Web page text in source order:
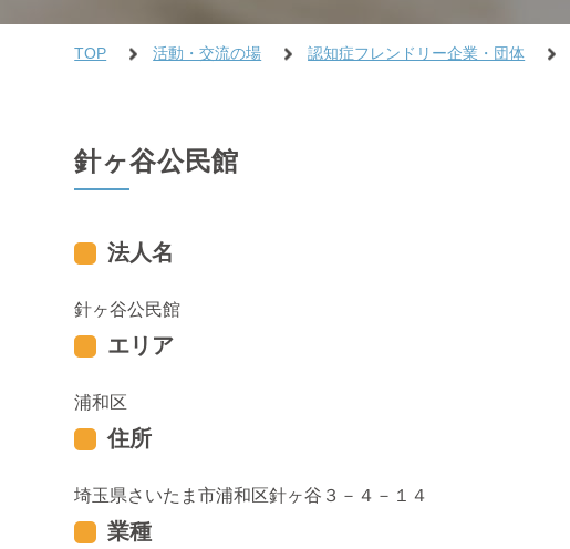
TOP 活動・交流の場 認知症フレンドリー企業・団体
針ヶ谷公民館
法人名
針ヶ谷公民館
エリア
浦和区
住所
埼玉県さいたま市浦和区針ヶ谷３－４－１４
業種